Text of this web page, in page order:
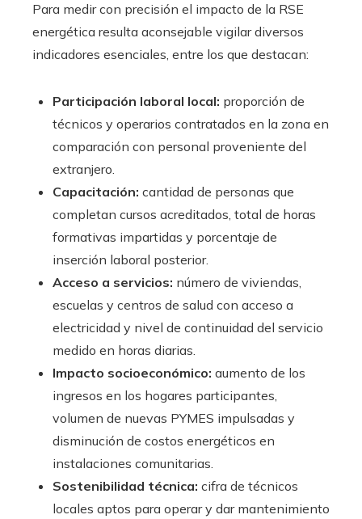
Para medir con precisión el impacto de la RSE
energética resulta aconsejable vigilar diversos
indicadores esenciales, entre los que destacan:
Participación laboral local: proporción de
técnicos y operarios contratados en la zona en
comparación con personal proveniente del
extranjero.
Capacitación: cantidad de personas que
completan cursos acreditados, total de horas
formativas impartidas y porcentaje de
inserción laboral posterior.
Acceso a servicios: número de viviendas,
escuelas y centros de salud con acceso a
electricidad y nivel de continuidad del servicio
medido en horas diarias.
Impacto socioeconómico: aumento de los
ingresos en los hogares participantes,
volumen de nuevas PYMES impulsadas y
disminución de costos energéticos en
instalaciones comunitarias.
Sostenibilidad técnica: cifra de técnicos
locales aptos para operar y dar mantenimiento